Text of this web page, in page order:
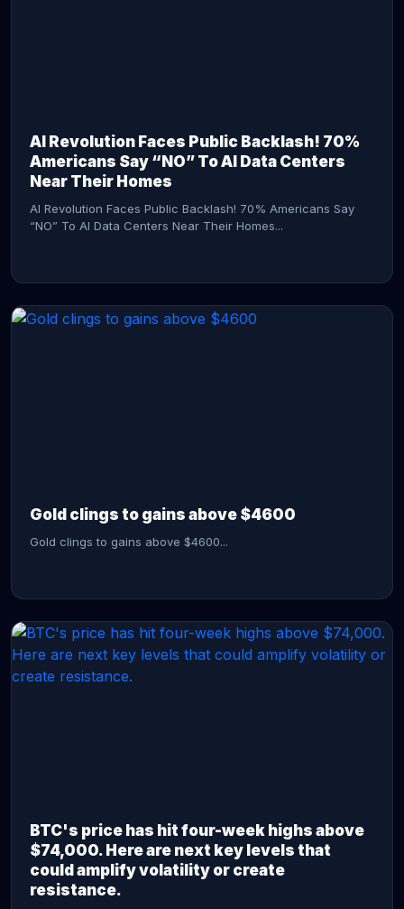
AI Revolution Faces Public Backlash! 70%
Americans Say “NO” To AI Data Centers
Near Their Homes
AI Revolution Faces Public Backlash! 70% Americans Say
“NO” To AI Data Centers Near Their Homes...
Gold clings to gains above $4600
Gold clings to gains above $4600...
BTC's price has hit four-week highs above
$74,000. Here are next key levels that
could amplify volatility or create
resistance.